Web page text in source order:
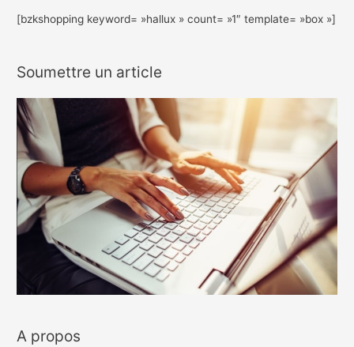
[bzkshopping keyword= »hallux » count= »1″ template= »box »]
Soumettre un article
A propos